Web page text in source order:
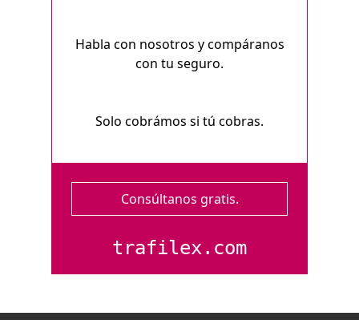
Habla con nosotros y compáranos
con tu seguro.
Solo cobrámos si tú cobras.
Consúltanos gratis.
trafilex.com